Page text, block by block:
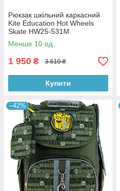
Рюкзак шкільний каркасний
Kite Education Hot Wheels
Skate HW25-531M
Менше 10 од.
1 950 ₴ 3 610 ₴
Купити
–42%